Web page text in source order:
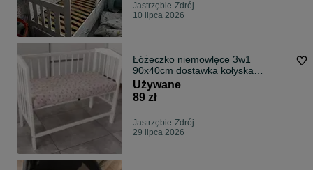
Jastrzębie-Zdrój
10 lipca 2026
Łóżeczko niemowlęce 3w1
90x40cm dostawka kołyska
materac
Używane
89 zł
Jastrzębie-Zdrój
29 lipca 2026